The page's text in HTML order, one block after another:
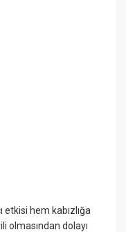
etkisi hem kabızlığa
olmasından dolayı